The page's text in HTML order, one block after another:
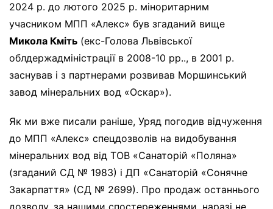
2024 р. до лютого 2025 р. міноритарним
учасником МПП «Алекс» був згаданий вище
Микола Кміть (екс-Голова Львівської
облдержадміністрації в 2008-10 рр.., в 2001 р.
заснував і з партнерами розвивав Моршинський
завод мінеральних вод «Оскар»).
Як ми вже писали раніше, Уряд погодив відчуження
до МПП «Алекс» спецдозволів на видобування
мінеральних вод від ТОВ «Санаторій «Поляна»
(згаданий СД № 1983) і ДП «Санаторій «Сонячне
Закарпаття» (СД № 2699). Про продаж останнього